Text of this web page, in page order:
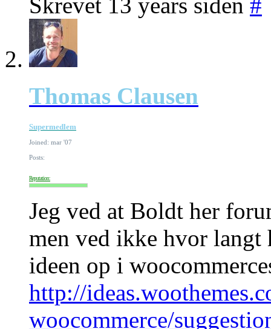
Thomas Clausen
Supermedlem
Joined: mar '07
Posts:
Reputation:
Jeg ved at Boldt her
men ved ikke hvor langt
ideen op i
http://
woocommerce/